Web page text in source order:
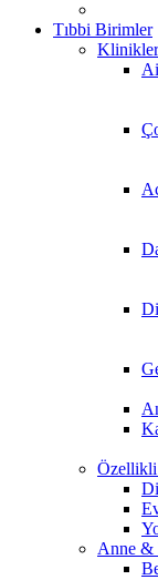
Tıbbi Birimler
Anne &